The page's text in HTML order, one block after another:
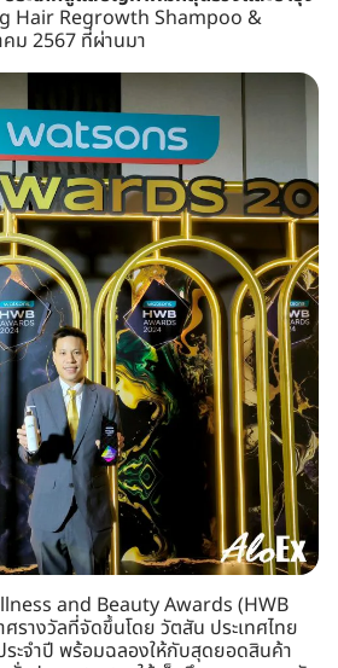
Hair Regrowth Shampoo &
ม 2567 ที่ผ่านมา
and Beauty Awards (HWB
รางวัลที่จัดขึ้นโดย วัตสัน ประเทศไทย
ระจำปี พร้อมฉลองให้กับสุดยอดสินค้า